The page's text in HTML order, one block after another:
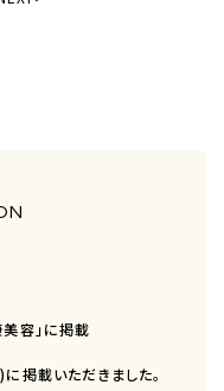
容」に掲載
載いただきました。